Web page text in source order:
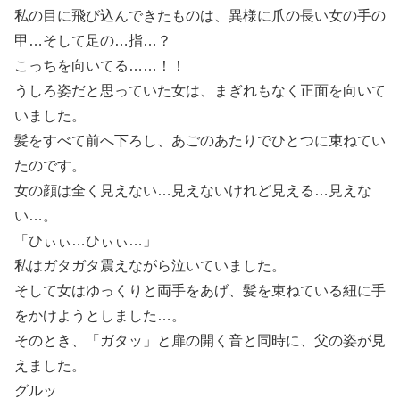
私の目に飛び込んできたものは、異様に爪の長い女の手の
甲…そして足の…指…？
こっちを向いてる……！！
うしろ姿だと思っていた女は、まぎれもなく正面を向いて
いました。
髪をすべて前へ下ろし、あごのあたりでひとつに束ねてい
たのです。
女の顔は全く見えない…見えないけれど見える…見えな
い…。
「ひぃぃ…ひぃぃ…」
私はガタガタ震えながら泣いていました。
そして女はゆっくりと両手をあげ、髪を束ねている紐に手
をかけようとしました…。
そのとき、「ガタッ」と扉の開く音と同時に、父の姿が見
えました。
グルッ